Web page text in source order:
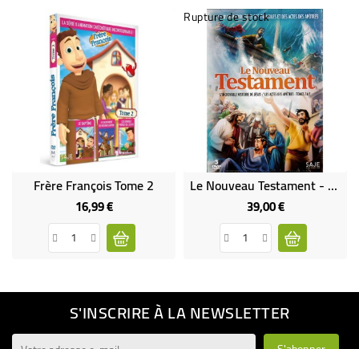
Frère François Tome 2
16,99 €Prix
Rupture de stock
Le Nouveau Testament - 3 DVD L'incroyable Histoire De Jésus - Les Actes Des Apôtres Tome 1 Et 2
39,00 €Prix
S'INSCRIRE À LA NEWSLETTER